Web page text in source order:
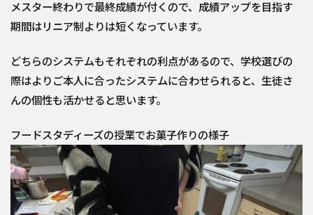
メスター終わりで最終成績が付くので、成績アップを目指す
期間はリニア制よりは短くなっています。
どちらのシステムもそれぞれの利点があるので、学校選びの
際はよりご本人に合ったシステムに合わせられると、生徒さ
んの個性も活かせると思います。
フードスタディーズの授業でお菓子作りの様子